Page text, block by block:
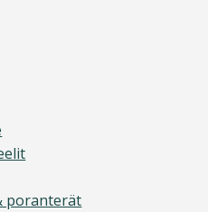
poranterät